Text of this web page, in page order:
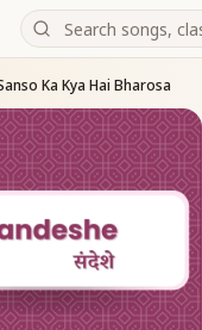
Ka Kya Hai Bharosa